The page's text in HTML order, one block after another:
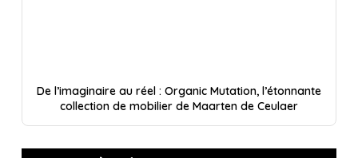
De l’imaginaire au réel : Organic Mutation, l’étonnante
collection de mobilier de Maarten de Ceulaer